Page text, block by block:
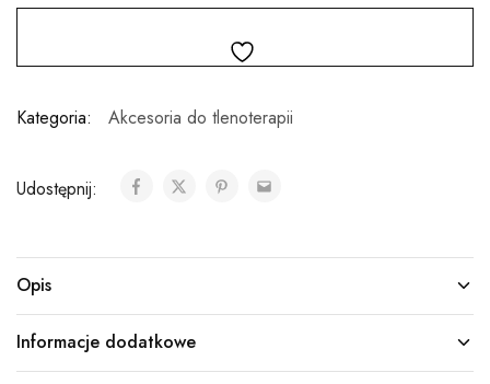
Kategoria: Akcesoria do tlenoterapii
Udostępnij:
Opis
Informacje dodatkowe